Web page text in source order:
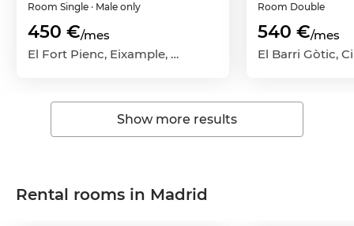
Room Single · Male only
450 €/mes
El Fort Pienc, Eixample, Barcelona Capital, Barcelona
Room Double
540 €/mes
Show more results
Rental rooms in Madrid